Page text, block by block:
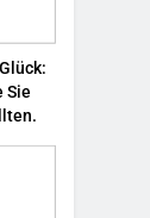
von
in
Sie